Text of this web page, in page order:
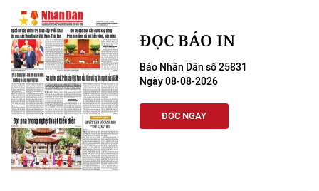
ĐỌC BÁO IN
Báo Nhân Dân số 25831
Ngày 08-08-2026
ĐỌC NGAY